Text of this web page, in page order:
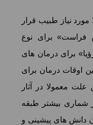
نیاز طبیب قرار
برای نوع
برای درمان های
اوقات درمان برای
معمولا در آثار
شماری بیشتر طبقه
دانش های پیشینی و